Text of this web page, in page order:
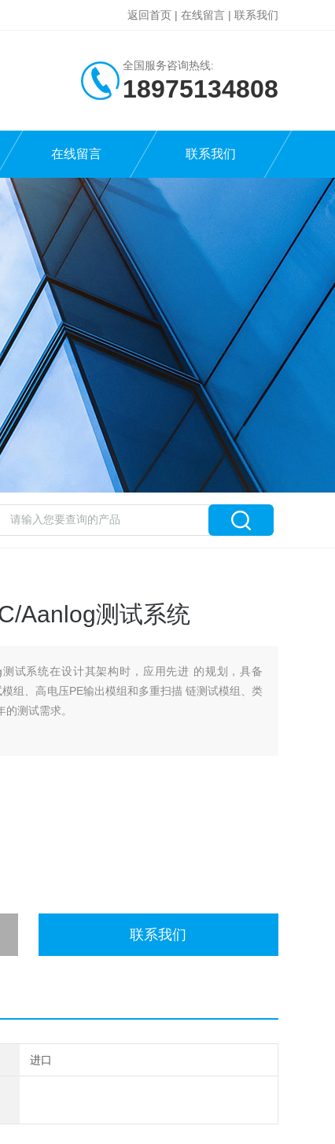
返回首页 | 在线留言 | 联系我们
全国服务咨询热线:
18975134808
在线留言 联系我们
Aanlog测试系统
测试系统在设计其架构时，应用先进 的规划，具备
组、高电压PE输出模组和多重扫描 链测试模组、类
测试需求。
联系我们
进口